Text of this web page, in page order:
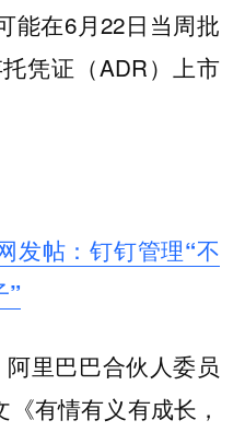
能在6月22日当周批
凭证（ADR）上市
发帖：钉钉管理“不
”
里巴巴合伙人委员
有情有义有成长，